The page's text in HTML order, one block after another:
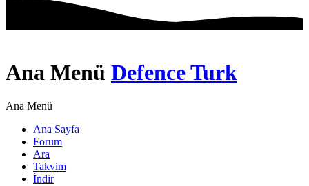
Ana Menü Defence Turk
Ana Menü
Ana Sayfa
Forum
Ara
Takvim
İndir